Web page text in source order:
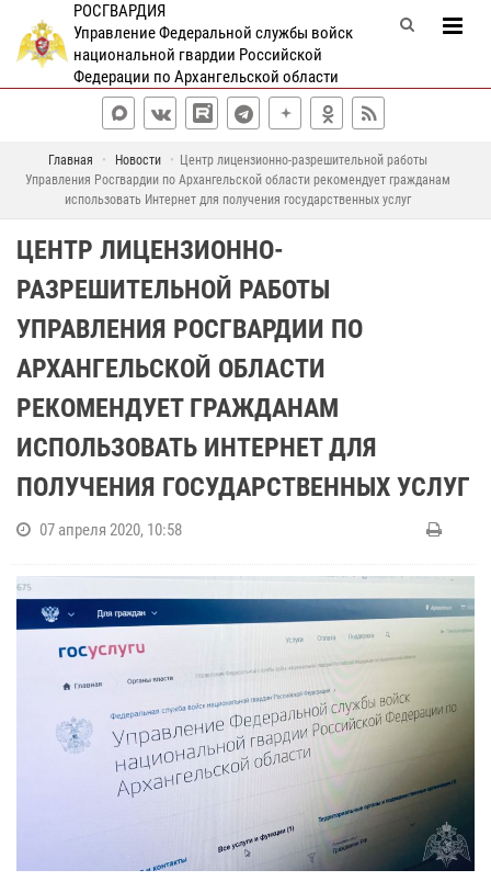
РОСГВАРДИЯ
Управление Федеральной службы войск
национальной гвардии Российской
Федерации по Архангельской области
Главная Новости
Центр лицензионно-разрешительной работы
Управления Росгвардии по Архангельской области рекомендует гражданам
использовать Интернет для получения государственных услуг
ЦЕНТР ЛИЦЕНЗИОННО-
РАЗРЕШИТЕЛЬНОЙ РАБОТЫ
УПРАВЛЕНИЯ РОСГВАРДИИ ПО
АРХАНГЕЛЬСКОЙ ОБЛАСТИ
РЕКОМЕНДУЕТ ГРАЖДАНАМ
ИСПОЛЬЗОВАТЬ ИНТЕРНЕТ ДЛЯ
ПОЛУЧЕНИЯ ГОСУДАРСТВЕННЫХ УСЛУГ
07 апреля 2020, 10:58